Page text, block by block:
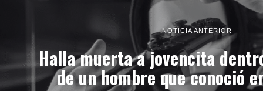
NOTICIA ANTERIOR
Halla muerta a jovencita
de un hombre que conoció